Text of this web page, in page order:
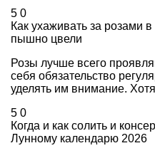
5 0
Как ухаживать за розами
пышно цвели
Розы лучше всего
себя обязательство
уделять им внимание.
5 0
Когда и как солить и
Лунному календарю 2026